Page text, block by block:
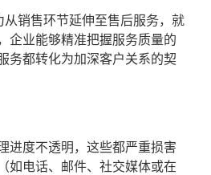
从销售环节延伸至售后服务，就
企业能够精准把握服务质量的
务都转化为加深客户关系的契
进度不透明，这些都严重损害
如电话、邮件、社交媒体或在